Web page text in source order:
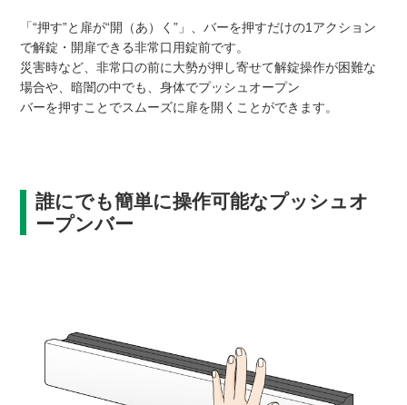
「“押す”と扉が“開（あ）く”」、バーを押すだけの1アクション
で解錠・開扉できる非常口用錠前です。
災害時など、非常口の前に大勢が押し寄せて解錠操作が困難な
場合や、暗闇の中でも、身体でプッシュオープン
バーを押すことでスムーズに扉を開くことができます。
誰にでも簡単に操作可能なプッシュオ
ープンバー